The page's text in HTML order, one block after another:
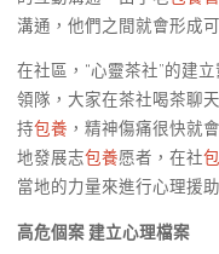
溝通，他們之間就會形成
在社區，“心靈茶社”的建
領隊，大家在茶社喝茶聊
持包養 ，精神傷痛很快就
地發展志包養愿者，在社
當地的力量來進行心理援助
高危個案 建立心理檔案